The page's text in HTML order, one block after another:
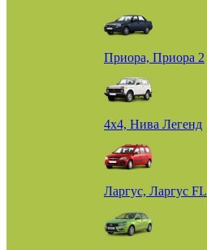
Приора, Приора 2
4х4, Нива Легенд
Ларгус, Ларгус FL